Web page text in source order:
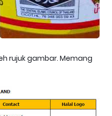
rujuk gambar. Memang